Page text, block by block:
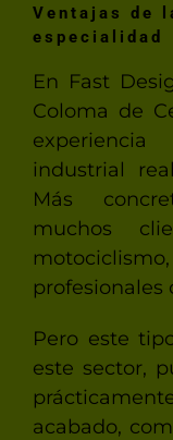
Ventajas de
especialidad
En Fast
Coloma de
industrial
Más
muchos
profesionales
Pero este
este sector,
acabado,